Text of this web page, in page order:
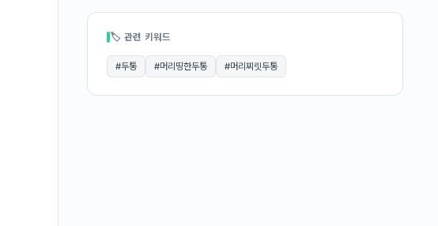
🏷 관련 키워드
#두통 #머리띵한두통 #머리찌릿두통